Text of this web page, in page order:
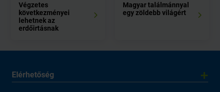
Végzetes
következményei
lehetnek az
erdőirtásnak
Magyar találmánnyal
egy zöldebb világért
Elérhetőség